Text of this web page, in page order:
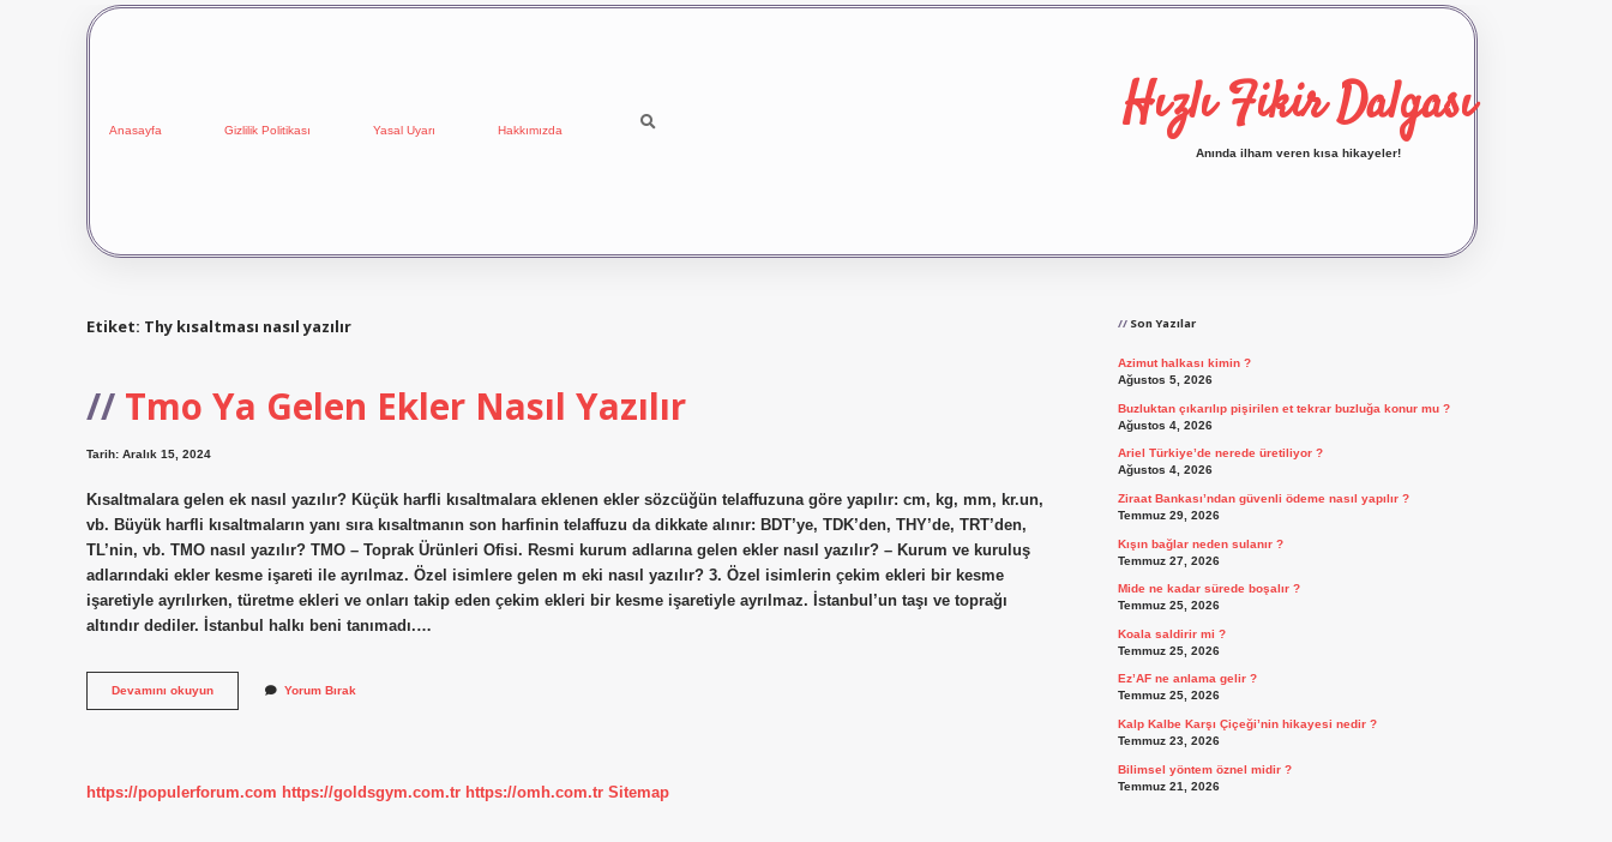
Anasayfa Gizlilik Politikası Yasal Uyarı Hakkımızda Hızlı Fikir Dalgası
Anında ilham veren kısa hikayeler!
Etiket: Thy kısaltması nasıl yazılır
Tmo Ya Gelen Ekler Nasıl Yazılır
Tarih: Aralık 15, 2024
Kısaltmalara gelen ek nasıl yazılır? Küçük harfli kısaltmalara eklenen ekler sözcüğün telaffuzuna göre yapılır: cm, kg, mm, kr.un,
vb. Büyük harfli kısaltmaların yanı sıra kısaltmanın son harfinin telaffuzu da dikkate alınır: BDT’ye, TDK’den, THY’de, TRT’den,
TL’nin, vb. TMO nasıl yazılır? TMO – Toprak Ürünleri Ofisi. Resmi kurum adlarına gelen ekler nasıl yazılır? – Kurum ve kuruluş
adlarındaki ekler kesme işareti ile ayrılmaz. Özel isimlere gelen m eki nasıl yazılır? 3. Özel isimlerin çekim ekleri bir kesme
işaretiyle ayrılırken, türetme ekleri ve onları takip eden çekim ekleri bir kesme işaretiyle ayrılmaz. İstanbul’un taşı ve toprağı
altındır dediler. İstanbul halkı beni tanımadı.…
Devamını okuyunTmo
Ya
Yorum Bırak
https://populerforum.com https://goldsgym.com.tr https://omh.com.tr Sitemap
Son Yazılar
Azimut halkası kimin ?
Ağustos 5, 2026
Buzluktan çıkarılıp pişirilen et tekrar buzluğa konur mu ?
Ağustos 4, 2026
Ariel Türkiye’de nerede üretiliyor ?
Ağustos 4, 2026
Ziraat Bankası’ndan güvenli ödeme nasıl yapılır ?
Temmuz 29, 2026
Kışın bağlar neden sulanır ?
Temmuz 27, 2026
Mide ne kadar sürede boşalır ?
Temmuz 25, 2026
Koala saldirir mi ?
Temmuz 25, 2026
Ez’AF ne anlama gelir ?
Temmuz 25, 2026
Kalp Kalbe Karşı Çiçeği’nin hikayesi nedir ?
Temmuz 23, 2026
Bilimsel yöntem öznel midir ?
Temmuz 21, 2026